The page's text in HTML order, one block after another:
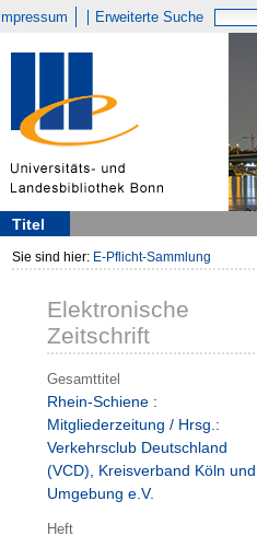
Impressum Erweiterte Suche
Titel
Sie sind hier: E-Pflicht-Sammlung
Elektronische
Zeitschrift
Gesamttitel
Rhein-Schiene :
Mitgliederzeitung / Hrsg.:
Verkehrsclub Deutschland
(VCD), Kreisverband Köln und
Umgebung e.V.
Heft